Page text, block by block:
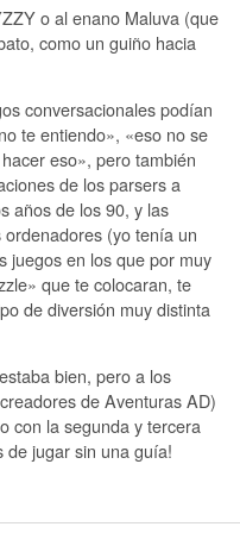
o al enano Maluva (que
como un guiño hacia
conversacionales podían
te entiendo», «eso no se
eso», pero también
de los parsers a
años de los 90, y las
(yo tenía un
juegos en los que por muy
que te colocaran, te
de diversión muy distinta
bien, pero a los
de Aventuras AD)
con la segunda y tercera
de jugar sin una guía!